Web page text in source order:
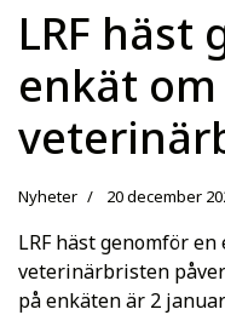
LRF häst
enkät om
Nyheter 20 december
LRF häst genomför
veterinärbristen
på enkäten är 2